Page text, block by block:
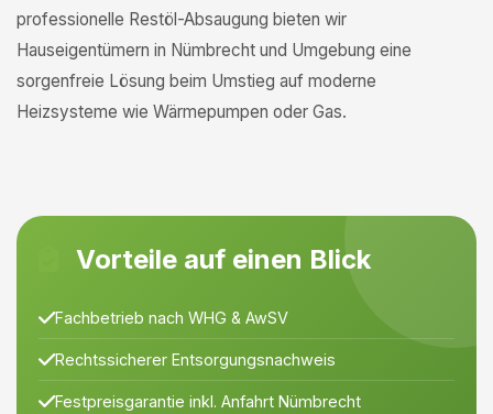
professionelle Restöl-Absaugung bieten wir
Hauseigentümern in Nümbrecht und Umgebung eine
sorgenfreie Lösung beim Umstieg auf moderne
Heizsysteme wie Wärmepumpen oder Gas.
Vorteile auf einen Blick
Fachbetrieb nach WHG & AwSV
Rechtssicherer Entsorgungsnachweis
Festpreisgarantie inkl. Anfahrt Nümbrecht